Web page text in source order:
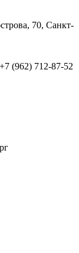
70, Санкт-
(962) 712-87-52